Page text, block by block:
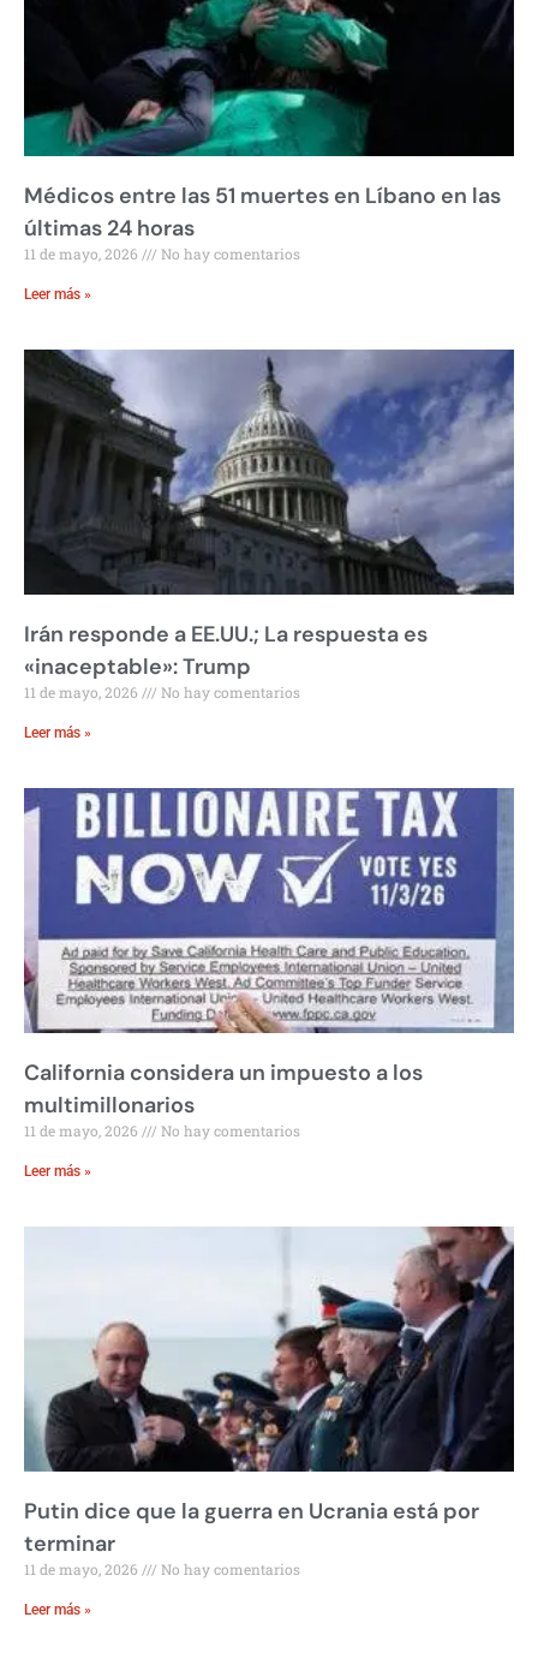
Médicos entre las 51 muertes en Líbano en las
últimas 24 horas
11 de mayo, 2026 No hay comentarios
Leer más »
Irán responde a EE.UU.; La respuesta es
«inaceptable»: Trump
11 de mayo, 2026 No hay comentarios
Leer más »
California considera un impuesto a los
multimillonarios
11 de mayo, 2026 No hay comentarios
Leer más »
Putin dice que la guerra en Ucrania está por
terminar
11 de mayo, 2026 No hay comentarios
Leer más »